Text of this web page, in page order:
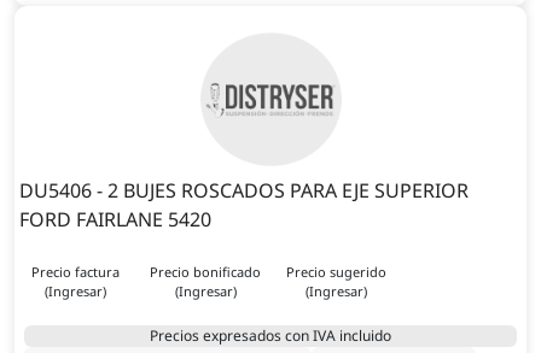
DU5406 - 2 BUJES ROSCADOS PARA EJE SUPERIOR
FORD FAIRLANE 5420
Precio factura
(Ingresar)
Precio bonificado
(Ingresar)
Precio sugerido
(Ingresar)
Precios expresados con IVA incluido